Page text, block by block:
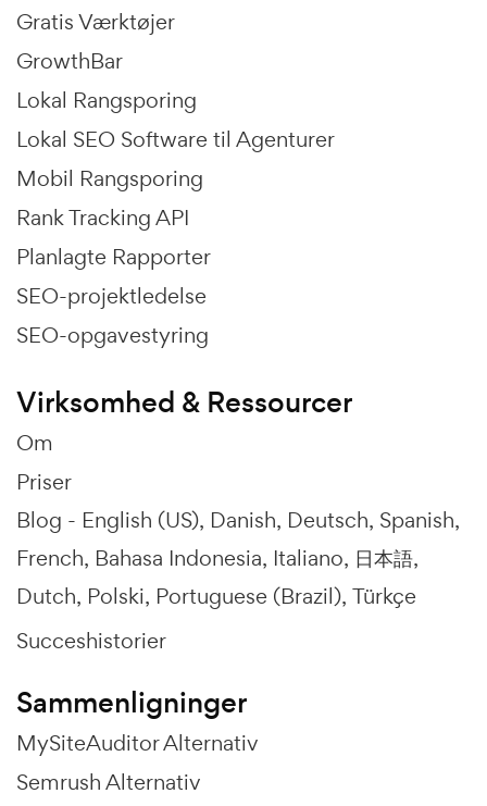
Gratis Værktøjer
GrowthBar
Lokal Rangsporing
Lokal SEO Software til Agenturer
Mobil Rangsporing
Rank Tracking API
Planlagte Rapporter
SEO-projektledelse
SEO-opgavestyring
Virksomhed & Ressourcer
Om
Priser
Blog - English (US) Danish Deutsch Spanish
French Bahasa Indonesia Italiano 日本語
Dutch Polski Portuguese (Brazil) Türkçe
Succeshistorier
Sammenligninger
MySiteAuditor Alternativ
Semrush Alternativ